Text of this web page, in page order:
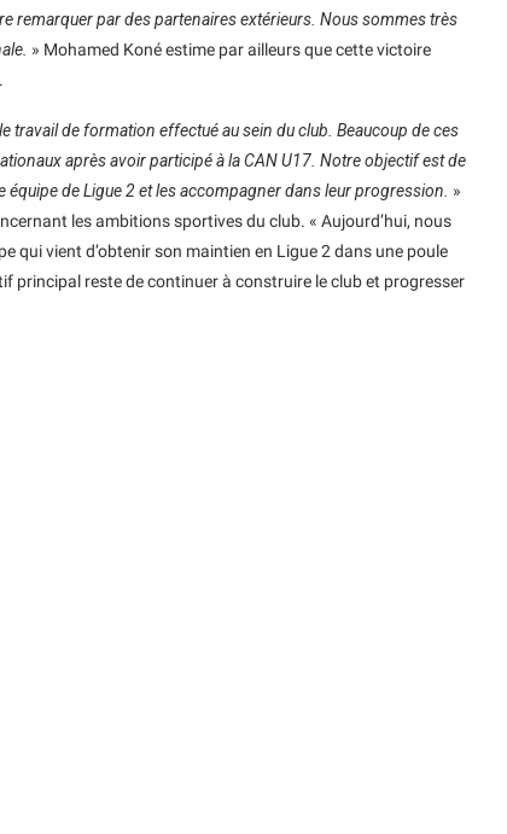
remarquer par des partenaires extérieurs. Nous sommes très
» Mohamed Koné estime par ailleurs que cette victoire
de formation effectué au sein du club. Beaucoup de ces
après avoir participé à la CAN U17. Notre objectif est de
de Ligue 2 et les accompagner dans leur progression. »
les ambitions sportives du club. « Aujourd’hui, nous
qui vient d’obtenir son maintien en Ligue 2 dans une poule
principal reste de continuer à construire le club et progresser